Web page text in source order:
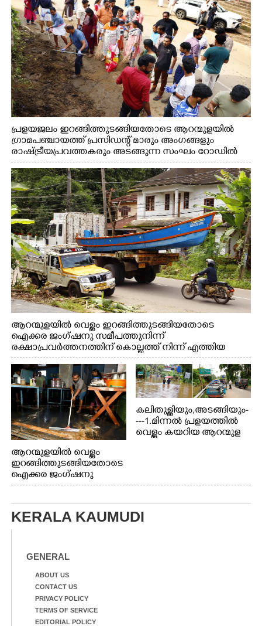
പ്രളയജലം ഇറങ്ങിത്തുടങ്ങിയതോടെ ആറന്മുളയിൽ
ഗ്രാമപഞ്ചായത്ത് പ്രസിഡന്റ് മാരും അംഗങ്ങളും
രാഷ്ട്രീയപ്രവത്തകരും അടങ്ങുന്ന സംഘം റോഡിൽ
അടിഞ്ഞ് കൂടിയ ചെളിയും മണ്ണും മറ്റ് മാലിന്യങ്ങളും
നീക്കം ചെയ്യുന്നു.
ആറന്മുളയിൽ വെള്ളം ഇറങ്ങിത്തുടങ്ങിയതോടെ
ഐക്കര ജംഗ്ഷനു സമീപത്തുനിന്ന്
രക്ഷാപ്രവർത്തനത്തിന് കൊല്ലത്ത് നിന്ന് എത്തിയ
ബോട്ടുകൾ തിരികെക്കൊണ്ടുപോകുന്നു.
ആറന്മുളയിൽ വെള്ളം
ഇറങ്ങിത്തുടങ്ങിയതോടെ
ഐക്കര ജംഗ്ഷനു
സമീപം ആറന്മുള
ആറന്മുള തട്ടുകട കഴുകി
വൃത്തിയാക്കുന്നു.
കലിതുള്ളിയും,അടങ്ങിയും-
---1.മിന്നൽ പ്രളയത്തിൽ
വെള്ളം കയറിയ ആറന്മുള
ഇറങ്ങിപ്പോൾ
കാഴ്ച.രക്ഷാപ്രവർത്തന
ത്തിന് ഓച്ചിറ അഴിക്കലിൽ
KERALA KAUMUDI
GENERAL
ABOUT US
CONTACT US
PRIVACY POLICY
TERMS OF SERVICE
EDITORIAL POLICY